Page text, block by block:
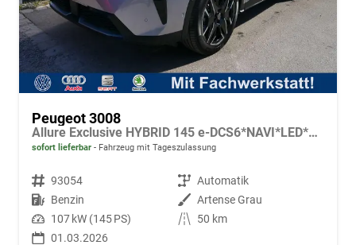
Peugeot 3008
Allure Exclusive HYBRID 145 e-DCS6*NAVI*LED*PDC*360*KAMERA*TEMPOMAT*19-ZOLL-ALU
sofort lieferbar Fahrzeug mit Tageszulassung
Fahrzeugnr. 93054 Getriebe Automatik
Kraftstoff Benzin Außenfarbe Artense Grau
Leistung 107 kW (145 PS) Kilometerstand
50 km
01.03.2026